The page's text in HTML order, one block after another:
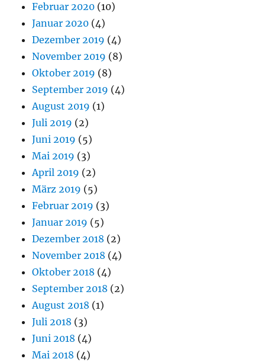
Februar 2020 (10)
Januar 2020 (4)
Dezember 2019 (4)
November 2019 (8)
Oktober 2019 (8)
September 2019 (4)
August 2019 (1)
Juli 2019 (2)
Juni 2019 (5)
Mai 2019 (3)
April 2019 (2)
März 2019 (5)
Februar 2019 (3)
Januar 2019 (5)
Dezember 2018 (2)
November 2018 (4)
Oktober 2018 (4)
September 2018 (2)
August 2018 (1)
Juli 2018 (3)
Juni 2018 (4)
Mai 2018 (4)